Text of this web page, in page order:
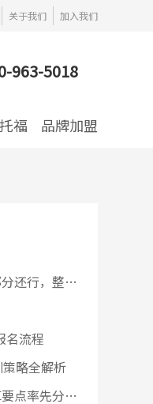
关于我们 加入我们
963-5018
福 品牌加盟
还行，整体
名流程
略全解析
点率先分